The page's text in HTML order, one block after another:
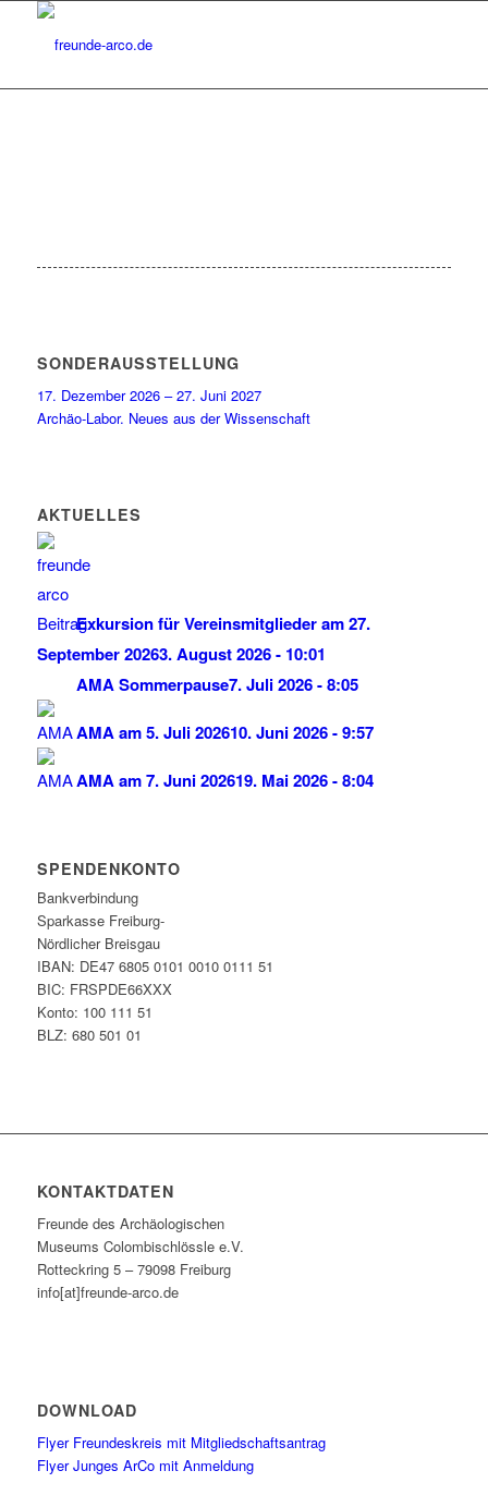
SONDERAUSSTELLUNG
17. Dezember 2026 – 27. Juni 2027
Archäo-Labor. Neues aus der Wissenschaft
AKTUELLES
Exkursion für Vereinsmitglieder am 27.
September 20263. August 2026 - 10:01
AMA Sommerpause7. Juli 2026 - 8:05
AMA am 5. Juli 202610. Juni 2026 - 9:57
AMA am 7. Juni 202619. Mai 2026 - 8:04
SPENDENKONTO
Bankverbindung
Sparkasse Freiburg-
Nördlicher Breisgau
IBAN: DE47 6805 0101 0010 0111 51
BIC: FRSPDE66XXX
Konto: 100 111 51
BLZ: 680 501 01
KONTAKTDATEN
Freunde des Archäologischen
Museums Colombischlössle e.V.
Rotteckring 5 – 79098 Freiburg
info[at]freunde-arco.de
DOWNLOAD
Flyer Freundeskreis mit Mitgliedschaftsantrag
Flyer Junges ArCo mit Anmeldung